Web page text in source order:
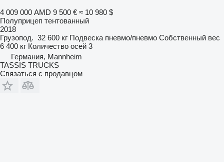
4 009 000 AMD 9 500 € ≈ 10 980 $
Полуприцеп тентованный
2018
Грузопод. 32 600 кг Подвеска пневмо/пневмо Собственный вес
6 400 кг Количество осей 3
Германия, Mannheim
TASSIS TRUCKS
Связаться с продавцом